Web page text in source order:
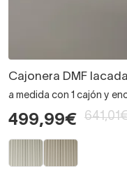
Cajonera DMF
a medida con 1 cajón y
499,99€